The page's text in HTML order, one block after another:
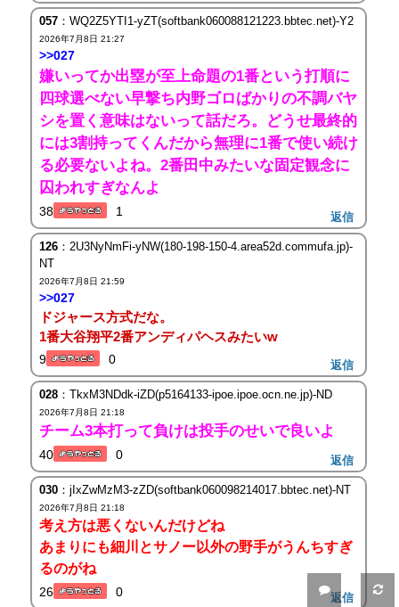
057：WQ2Z5YTI1-yZT(softbank060088121223.bbtec.net)-Y2
2026年7月8日 21:27
>>027
嫌いってか出塁が至上命題の1番という打順に
四球選べない早撃ち内野ゴロばかりの不調バヤ
シを置く意味はないって話だろ。どうせ最終的
には3割持ってくんだから無理に1番で使い続け
る必要ないよね。2番田中みたいな固定観念に
囚われすぎなんよ
38 1 返信
126：2U3NyNmFi-yNW(180-198-150-4.area52d.commufa.jp)-
NT
2026年7月8日 21:59
>>027
ドジャース方式だな。
1番大谷翔平2番アンディパヘスみたいw
9 0 返信
028：TkxM3NDdk-iZD(p5164133-ipoe.ipoe.ocn.ne.jp)-ND
2026年7月8日 21:18
チーム3本打って負けは投手のせいで良いよ
40 0 返信
030：jIxZwMzM3-zZD(softbank060098214017.bbtec.net)-NT
2026年7月8日 21:18
考え方は悪くないんだけどね
あまりにも細川とサノー以外の野手がうんちすぎ
るのがね
26 0 返信